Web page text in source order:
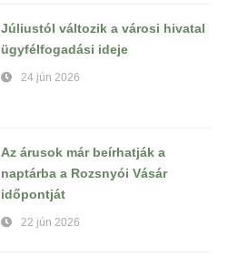
Júliustól változik a városi hivatal
ügyfélfogadási ideje
24 jún 2026
Az árusok már beírhatják a
naptárba a Rozsnyói Vásár
időpontját
22 jún 2026